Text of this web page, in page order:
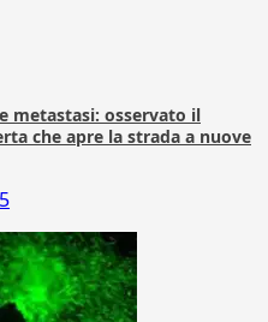
metastasi: osservato il
che apre la strada a nuove